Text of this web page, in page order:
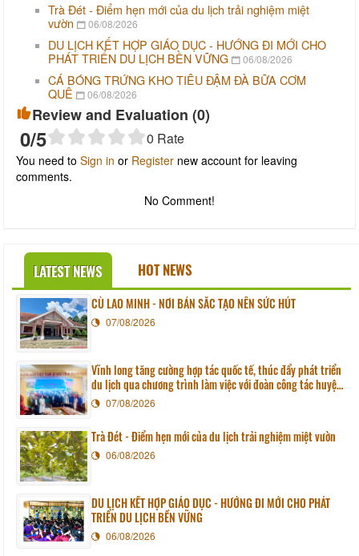
Trà Đét - Điểm hẹn mới của du lịch trải nghiệm miệt
vườn
06/08/2026
DU LỊCH KẾT HỢP GIÁO DỤC - HƯỚNG ĐI MỚI CHO
PHÁT TRIỂN DU LỊCH BỀN VỮNG
06/08/2026
CÁ BÓNG TRỨNG KHO TIÊU ĐẬM ĐÀ BỮA CƠM
QUÊ
06/08/2026
Review and Evaluation (0)
0/5 0 Rate
You need to Sign in or Register new account for leaving
comments.
No Comment!
LATEST NEWS HOT NEWS
CÙ LAO MINH - NƠI BẢN SẮC TẠO NÊN SỨC HÚT
07/08/2026
Vĩnh long tăng cường hợp tác quốc tế, thúc đẩy phát triển
du lịch qua chương trình làm việc với đoàn công tác huyện
Sunchang (Hàn quốc)
07/08/2026
Trà Đét - Điểm hẹn mới của du lịch trải nghiệm miệt vườn
06/08/2026
DU LỊCH KẾT HỢP GIÁO DỤC - HƯỚNG ĐI MỚI CHO PHÁT
TRIỂN DU LỊCH BỀN VỮNG
06/08/2026